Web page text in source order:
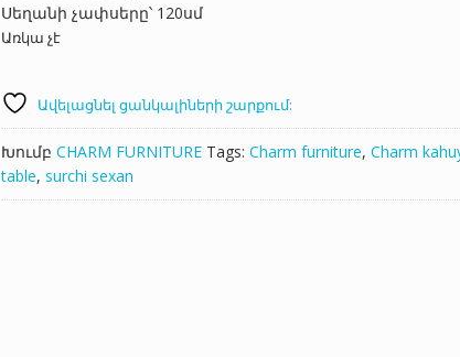
Սեղանի չափսերը՝ 120սմ
Առկա չէ
Ավելացնել ցանկալիների շարքում:
Խումբ CHARM FURNITURE Tags: Charm furniture, Charm
table, surchi sexan